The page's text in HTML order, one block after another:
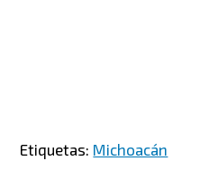
Etiquetas: Michoacán